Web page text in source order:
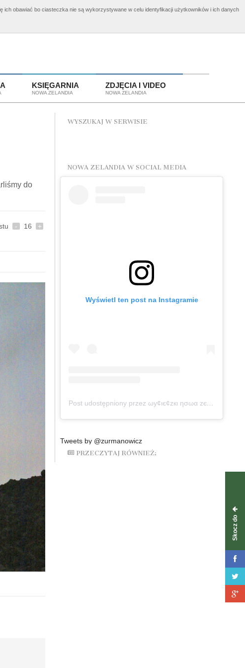
ZelandiiAplikuj o wizę!
KSIĘGARNIA
NOWA ZELANDIA
ZDJĘCIA I VIDEO
NOWA ZELANDIA
Skocz do
do
- 16 +
WYSZUKAJ W SERWISIE
NOWA ZELANDIA W SOCIAL MEDIA
Wyświetl ten post na Instagramie
Post udostępniony przez ωу¢ιє¢zкι ησωα zєℓαη∂ια (@wycieczkinowazelandia)
Tweets by @zurmanowicz
PRZECZYTAJ RÓWNIEŻ:
obawiać bo ciasteczka nie są wykorzystywane w celu identyfikacji użytkowników i ich danych